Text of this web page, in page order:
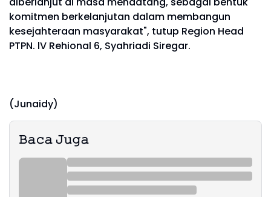
komitmen berkelanjutan dalam membangun
kesejahteraan masyarakat", tutup Region Head
PTPN. lV Rehional 6, Syahriadi Siregar.
(Junaidy)
𝙱𝚊𝚌𝚊 𝙹𝚞𝚐𝚊